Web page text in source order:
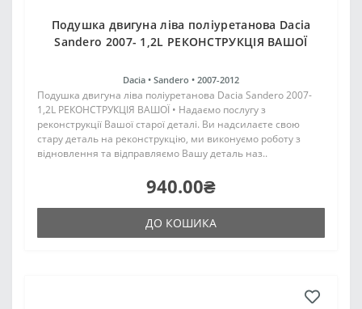
Подушка двигуна ліва поліуретанова Dacia
Sandero 2007- 1,2L РЕКОНСТРУКЦІЯ ВАШОЇ
Dacia • Sandero • 2007-2012
Подушка двигуна ліва поліуретанова Dacia Sandero 2007-
1,2L РЕКОНСТРУКЦІЯ ВАШОЇ • Надаємо послугу з
реконструкції Вашої старої деталі. Ви надсилаєте свою
стару деталь на реконструкцію, ми виконуємо роботу з
відновлення та відправляємо Вашу деталь наз..
940.00₴
ДО КОШИКА